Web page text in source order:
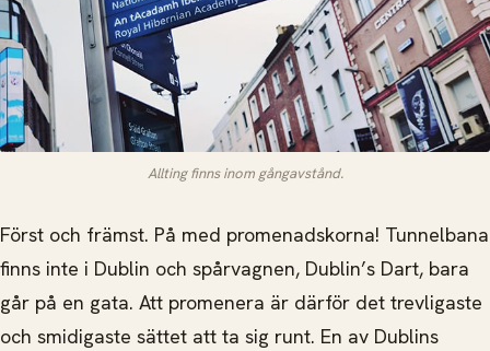
Allting finns inom gångavstånd.
Först och främst. På med promenadskorna! Tunnelbana
finns inte i Dublin och spårvagnen, Dublin’s Dart, bara
går på en gata. Att promenera är därför det trevligaste
och smidigaste sättet att ta sig runt. En av Dublins